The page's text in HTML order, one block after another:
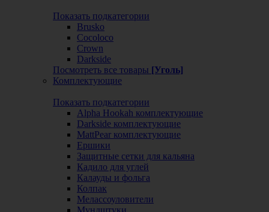
Показать подкатегории
Brusko
Cocoloco
Crown
Darkside
Посмотреть все товары [Уголь]
Комплектующие
Показать подкатегории
Alpha Hookah комплектующие
Darkside комплектующие
MattPear комплектующие
Ершики
Защитные сетки для кальяна
Кадило для углей
Калауды и фольга
Колпак
Мелассоуловители
Мундштуки